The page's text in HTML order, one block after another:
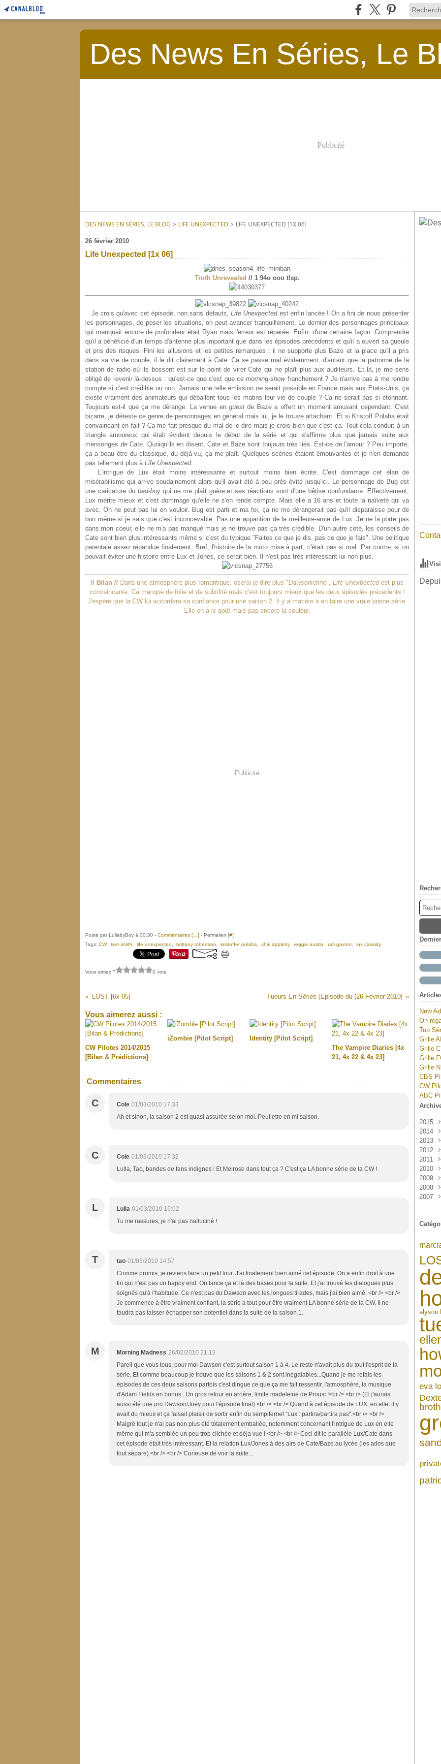
Des News En Séries, Le
Publicité
DES NEWS EN SÉRIES, LE BLOG > LIFE UNEXPECTED > LIFE UNEXPECTED [1X 06]
26 février 2010
Life Unexpected [1x 06]
Truth Unrevealed // 1 94o ooo tlsp.
Je crois qu'avec cet épisode, non sans défauts, Life Unexpectedest enfin lancée ! On a fini de nous présenter
les personnages, de poser les situations, on peut avancer tranquillement. Le dernier des personnages principaux
qui manquait encore de profondeur était Ryan mais l'erreur est réparée. Enfin, d'une certaine façon. Comprendre
qu'il a bénéficié d'un temps d'antenne plus important que dans les épisodes précédents et qu'il a ouvert sa gueule
et pris des risques. Fini les allusions et les petites remarques : il ne supporte plus Baze et la place qu'il a pris
dans sa vie de couple, il le dit clairement à Cate. Ca se passe mal évidemment, d'autant que la patronne de la
station de radio où ils bossent est sur le point de virer Cate qui ne plaît plus aux auditeurs. Et là, je me sens
obligé de revenir là-dessus : qu'est-ce que c'est que cemorning-showfranchement ? Je n'arrive pas à me rendre
compte si c'est crédible ou non. Jamais une telle émission ne serait possible en France mais aux Etats-Unis, ça
existe vraiment des animateurs qui déballent tous les matins leur vie de couple ? Ca ne serait pas si étonnant.
Toujours est-il que ça me dérange. La venue en guest de Baze a offert un moment amusant cependant. C'est
bizarre, je déteste ce genre de personnages en général mais lui, je le trouve attachant. Et si Kristoff Polaha était
convaincant en fait ? Ca me fait presque du mal de le dire mais je crois bien que c'est ça. Tout cela conduit à un
triangle amoureux qui était évident depuis le début de la série et qui s'affirme plus que jamais suite aux
mensonges de Cate. Quoiqu'ils en disent, Cate et Baze sont toujours très liés. Est-ce de l'amour ? Peu importe,
ça a beau être du classique, du déjà-vu, ça me plaît. Quelques scènes étaient émouvantes et je n'en demande
pas tellement plus à Life Unexpected.
L'intrigue de Lux était moins intéressante et surtout moins bien écrite. C'est dommage cet élan de
misérabilisme qui arrive soudainement alors qu'il avait été à peu près évité jusqu'ici. Le personnage de Bug est
une caricature du bad-boyqui ne me plaît guère et ses réactions sont d'une bêtise confondante. Effectivement,
Lux mérite mieux et c'est dommage qu'elle ne s'en rende compte. Mais elle a 16 ans et toute la naïveté qui va
avec. On ne peut pas lui en vouloir. Bug est parti et ma foi, ça ne me dérangerait pas qu'il disparaisse pour de
bon même si je sais que c'est inconcevable. Pas une apparition de la meilleure-amie de Lux. Je ne la porte pas
dans mon coeur, elle ne m'a pas manqué mais je ne trouve pas ça très crédible. D'un autre coté, les conseils de
Cate sont bien plus intéressants même si c'est du typique "Faites ce que je dis, pas ce que je fais". Une politique
parentale assez répandue finalement. Bref, l'histoire de la moto mise à part, c'était pas si mal. Par contre, si on
pouvait éviter une histoire entre Lux et Jones, ce serait bien. Il n'est pas très intéressant lui non plus.
// Bilan // Dans une atmosphère plus romantique, oserai-je dire plus "Dawsonienne", Life Unexpectedest plus
convaincante. Ca manque de folie et de subtilité mais c'est toujours mieux que les deux épisodes précédents !
J'espère que la CW lui accordera sa confiance pour une saison 2. Il y a matière à en faire une vraie bonne série.
Elle en a le goût mais pas encore la couleur.
Publicité
Posté par LullabyBoy à 00:30 - Commentaires [ ] - Permalien [#]
Tags: CW, kerr smith life unexpected brittany robertson kristoffer polaha shiri appleby, reggie austin rafi gavron lux cassidy
Vous aimez ? 0 vote
LOST [6x 05] Tueurs En Séries [Episode du (26 Février 2010]
Vous aimerez aussi :
CW Pilotes 2014/2015
[Bilan & Prédictions]
iZombie [Pilot Script]
Identity [Pilot Script]
The Vampire Diaries [4x
21, 4x 22 & 4x 23]
Commentaires
C Cole 01/03/2010 17:33
Ah et sinon, la saison 2 est quasi assurée selon moi. Peut etre en mi saison.
C Cole 01/03/2010 17:32
Lulla, Tao, bandes de fans indignes ! Et Melrose dans tout ça ? C'est ça LA bonne série de la CW !
L Lulla 01/03/2010 15:02
Tu me rassures, je n'ai pas halluciné !
T tao 01/03/2010 14:57
Comme promis, je reviens faire un petit tour. J'ai finalement bien aimé cet épisode. On a enfin droit à une
fin qui n'est pas un happy end. On lance ça et là des bases pour la suite. Et j'ai trouvé les dialogues plus
soignés qu'à l'habitude. Ce n'est pas du Dawson avec les longues tirades, mais j'ai bien aimé. <br /> <br />
Je commence à être vraiment confiant, la série a tout pour être vraiment LA bonne série de la CW. Il ne
faudra pas laisser échapper son potentiel dans la suite de la saison 1.
M Morning Madness 26/02/2010 21:13
Pareil que vous tous, pour moi Dawson c'est surtout saison 1 à 4. Le reste n'avait plus du tout l'esprit de la
série. Et comme beaucoup je trouve que les saisons 1 & 2 sont inégalables...Quand je me refais les
épisodes de ces deux saisons parfois c'est dingue ce que ça me fait ressentir, l'atmosphère, la musique
d'Adam Fields en bonus...Un gros retour en arrière, limite madeleine de Proust !<br /> <br /> (Et j'aurais
aussi été une pro Dawson/Joey pour l'épisode final).<br /> <br /> Quand à cet épisode de LUX, en effet il y
avait du mieux et ça faisait plaisir de sortir enfin du sempiternel "Lux : partira/partira pas".<br /> <br />
Malgré tout je n'ai pas non plus été totalement emballée, notemment concernant l'intrigue de Lux en elle
même qui m'a semblée un peu trop clichée et déja vue ! <br /> <br /> Ceci dit le parallèle Lux/Cate dans
cet épisode était très intéressant. Et la relation Lux/Jones à des airs de Cate/Baze au lycée (les ados que
tout sépare).<br /> <br /> Curieuse de voir la suite...
New
On
Top
Grille
Grille
Grille
Grille
CBS
CW
ABC
2015
2014
Mai
Avril
Mars
2013
Août
2012
Août
Mai
2011
Juin
2010
Mai
2009
Juin
Mars
2008
Mai
Avril
2007
Juin
alyson
eva